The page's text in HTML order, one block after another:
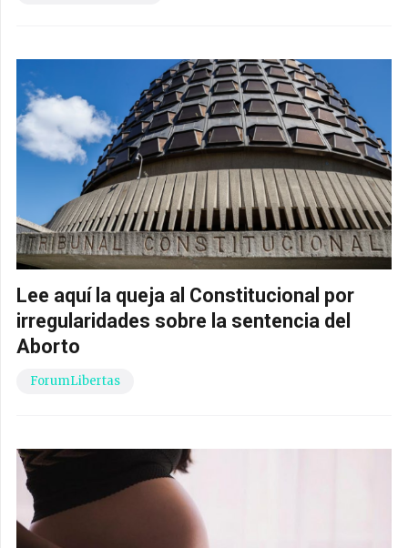
Lee aquí la queja al Constitucional por
irregularidades sobre la sentencia del
Aborto
ForumLibertas